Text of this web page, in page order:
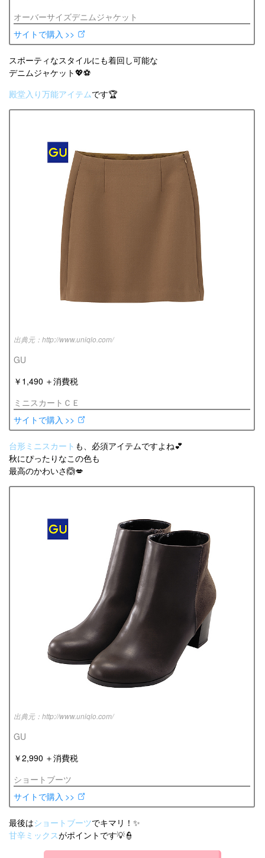
オーバーサイズデニムジャケット
サイトで購入 >>
スポーティなスタイルにも着回し可能な
デニムジャケット💖⚽️
殿堂入り万能アイテムです🏆
http://www.uniqlo.com/
GU
￥1,490 ＋消費税
ミニスカートＣＥ
サイトで購入 >>
台形ミニスカート も、必須アイテムですよね💕
秋にぴったりなこの色も
最高のかわいさ🙆💋
http://www.uniqlo.com/
GU
￥2,990 ＋消費税
ショートブーツ
サイトで購入 >>
最後はショートブーツでキマリ！✨
甘辛ミックスがポイントです💡👮